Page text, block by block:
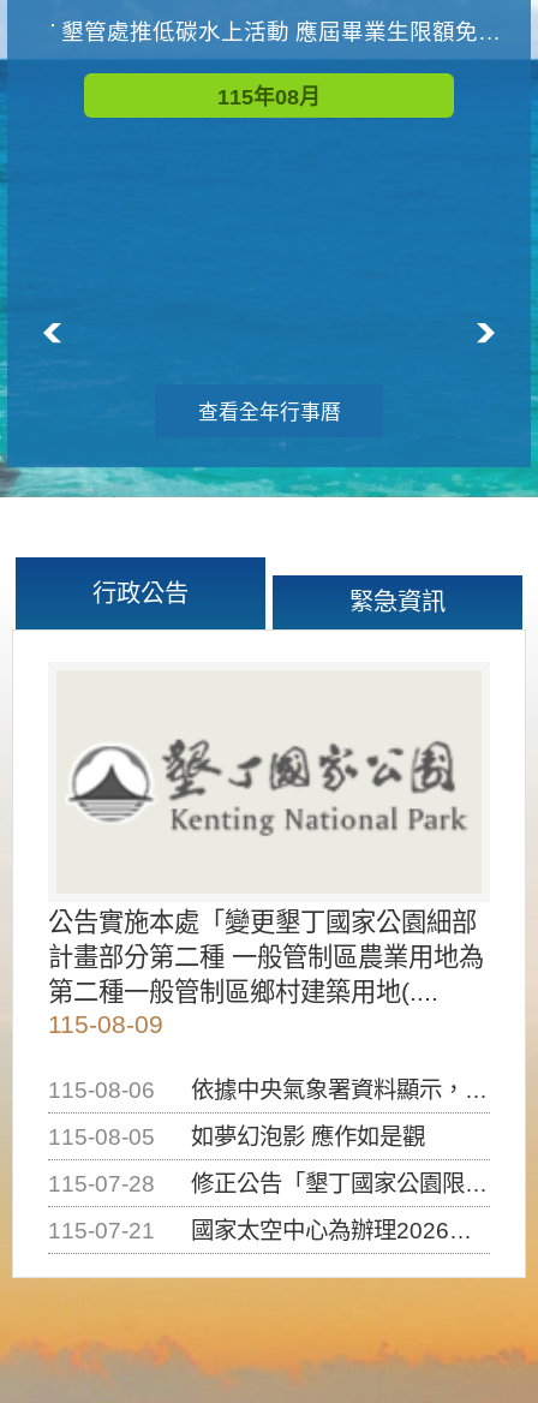
墾管處推低碳水上活動 應屆畢業生限額免費參加
115年08月
查看全年行事曆
行政公告 緊急資訊
公告實施本處「變更墾丁國家公園細部
計畫部分第二種 一般管制區農業用地為
第二種一般管制區鄉村建築用地(....
115-08-09
115-08-06
依據中央氣象署資料顯示，白海豚颱風持續接近臺灣，請密切注意動向及早完成防災應變準備
115-08-05
如夢幻泡影 應作如是觀
115-07-28
修正公告「墾丁國家公園限制水域遊憩活動之種類、範圍、時間及行為」，自即日生效。
115-07-21
國家太空中心為辦理2026台灣盃火箭競賽，陸、海、空域警戒及協調相關事宜，因颱風備案事宜